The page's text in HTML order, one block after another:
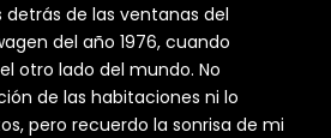
detrás de las ventanas del
del año 1976, cuando
otro lado del mundo. No
de las habitaciones ni lo
pero recuerdo la sonrisa de mi